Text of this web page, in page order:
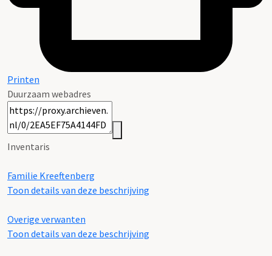
Printen
Duurzaam webadres
Inventaris
Familie Kreeftenberg
Toon details van deze beschrijving
Overige verwanten
Toon details van deze beschrijving